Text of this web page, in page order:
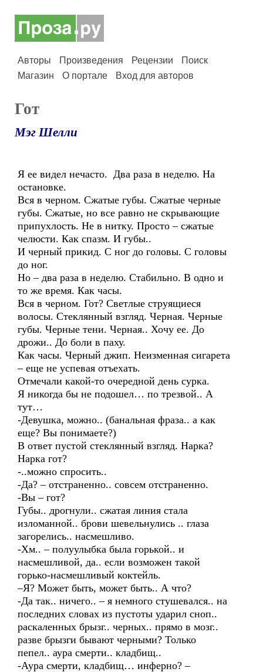
Авторы Произведения Рецензии
Поиск
Магазин
О портале Вход для авторов
Гот
Мэг Шелли
Я ее видел нечасто. Два раза в неделю. На
остановке.
Вся в черном. Сжатые губы. Сжатые черные
губы. Сжатые, но все равно не скрывающие
припухлость. Не в нитку. Просто – сжатые
челюсти. Как спазм. И губы..
И черный прикид. С ног до головы. С головы
до ног.
Но – два раза в неделю. Стабильно. В одно и
то же время. Как часы.
Вся в черном. Гот? Светлые струящиеся
волосы. Стеклянный взгляд. Черная. Черные
губы. Черные тени. Черная.. Хочу ее. До
дрожи.. До боли в паху.
Как часы. Черный джип. Неизменная сигарета
– еще не успевая отъехать.
Отмечали какой-то очередной день сурка.
Я никогда бы не подошел… по трезвой.. А
тут…
-Девушка, можно.. (банальная фраза.. а как
еще? Вы понимаете?)
В ответ пустой стеклянный взгляд. Нарка?
Нарка гот?
-..можно спросить..
-Да? – отстраненно.. совсем отстраненно.
-Вы – гот?
Губы.. дрогнули.. сжатая линия стала
изломанной.. брови шевельнулись .. глаза
загорелись.. насмешливо.
-Хм.. – полуулыбка была горькой.. и
насмешливой, да.. если возможен такой
горько-насмешливый коктейль.
–Я? Может быть, может быть.. А что?
-Да так.. ничего.. – я немного стушевался.. на
последних словах из пустоты ударил сноп..
раскаленных брызг.. черных.. прямо в мозг..
разве брызги бывают черными? Только
пепел.. аура смерти.. кладбищ..
-Аура смерти, кладбищ… инферно? –